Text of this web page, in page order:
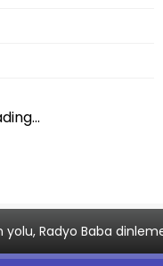
yolu, Radyo Baba